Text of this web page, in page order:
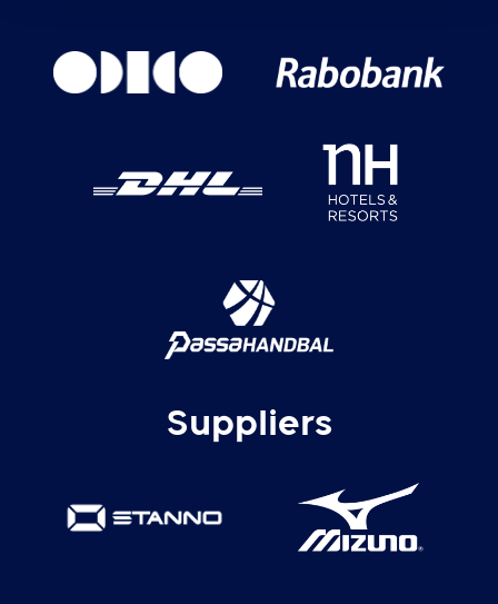
Suppliers